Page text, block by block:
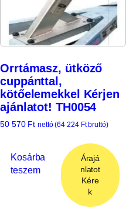
Orrtámasz, ütköző
cuppánttal,
kötőelemekkel Kérjen
ajánlatot! TH0054
50 570 Ft nettó (64 224 Ftbruttó)
Kosárba
teszem
Árajá
nlatot
Kére
k